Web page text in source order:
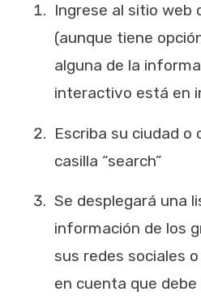
Ingrese al sitio web
(aunque tiene
alguna de la
interactivo está en
Escriba su ciudad o
casilla “search”
Se desplegará una
información de los
sus redes sociales
en cuenta que